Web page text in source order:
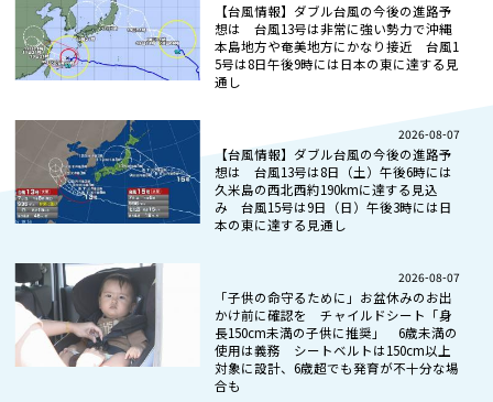
【台風情報】ダブル台風の今後の進路予
想は 台風13号は非常に強い勢力で沖縄
本島地方や奄美地方にかなり接近 台風1
5号は8日午後9時には日本の東に達する見
通し
2026-08-07
【台風情報】ダブル台風の今後の進路予
想は 台風13号は8日（土）午後6時には
久米島の西北西約190kmに達する見込
み 台風15号は9日（日）午後3時には日
本の東に達する見通し
2026-08-07
「子供の命守るために」お盆休みのお出
かけ前に確認を チャイルドシート「身
長150cm未満の子供に推奨」 6歳未満の
使用は義務 シートベルトは150cm以上
対象に設計、6歳超でも発育が不十分な場
合も